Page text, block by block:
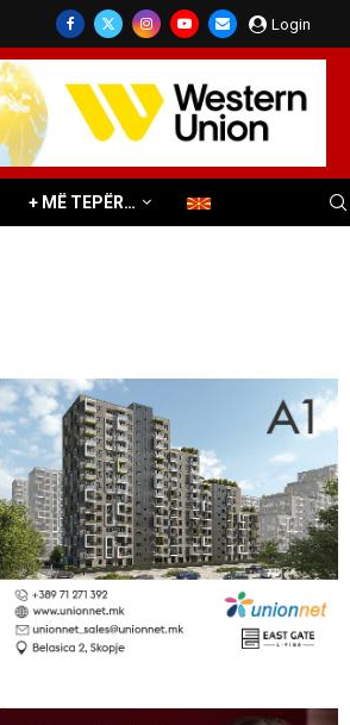
Login
+ MË TEPËR…